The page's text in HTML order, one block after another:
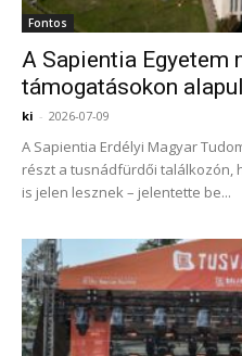
Fontos
A Sapientia Egyetem
támogatásokon alapul
ki - 2026-07-09
A Sapientia Erdélyi Magyar
részt a tusnádfürdői találkozón,
is jelen lesznek – jelentette be...